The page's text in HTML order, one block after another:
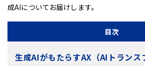
成AIについてお届けします。
目次
生成AIがもたらすAX（AIトランス